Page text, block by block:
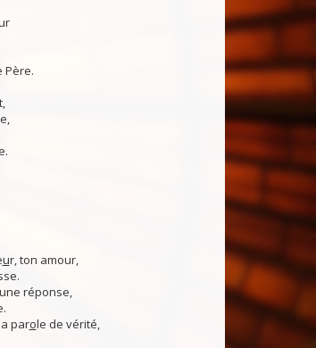
Père.
ur, ton amour,
réponse,
parole de vérité,